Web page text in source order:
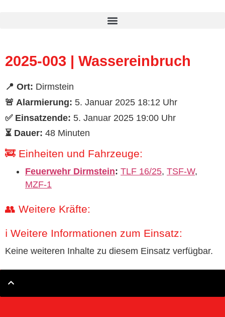
2025-003 | Wassereinbruch
📍 Ort: Dirmstein
🚨 Alarmierung: 5. Januar 2025 18:12 Uhr
✅ Einsatzende: 5. Januar 2025 19:00 Uhr
⏳ Dauer: 48 Minuten
🚒 Einheiten und Fahrzeuge:
Feuerwehr Dirmstein: TLF 16/25, TSF-W,
MZF-1
👥 Weitere Kräfte:
ℹ️ Weitere Informationen zum Einsatz:
Keine weiteren Inhalte zu diesem Einsatz verfügbar.